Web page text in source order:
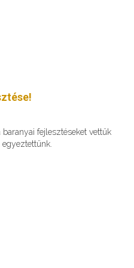
fejlesztéseket vettük